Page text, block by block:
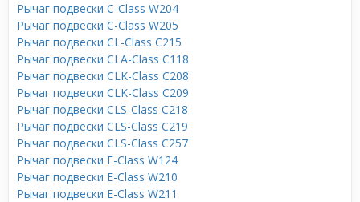
Рычаг подвески C-Class W204
Рычаг подвески C-Class W205
Рычаг подвески CL-Class C215
Рычаг подвески CLA-Class C118
Рычаг подвески CLK-Class C208
Рычаг подвески CLK-Class C209
Рычаг подвески CLS-Class C218
Рычаг подвески CLS-Class C219
Рычаг подвески CLS-Class C257
Рычаг подвески E-Class W124
Рычаг подвески E-Class W210
Рычаг подвески E-Class W211